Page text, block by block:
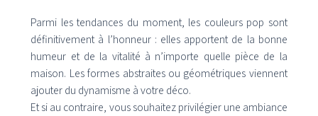
Parmi les tendances du moment, les couleurs pop sont
définitivement à l’honneur : elles apportent de la bonne
humeur et de la vitalité à n’importe quelle pièce de la
maison. Les formes abstraites ou géométriques viennent
ajouter du dynamisme à votre déco.
Et si au contraire, vous souhaitez privilégier une ambiance